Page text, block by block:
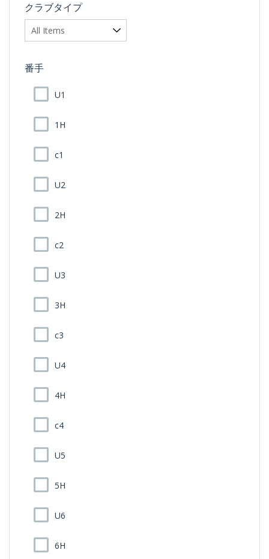
クラブタイプ
番手
U1
1H
c1
U2
2H
c2
U3
3H
c3
U4
4H
c4
U5
5H
U6
6H